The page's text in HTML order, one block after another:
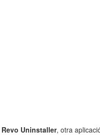
Revo Uninstaller, otra